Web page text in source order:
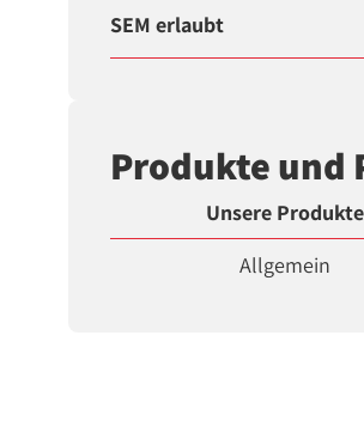
SEM erlaubt
Produkte und
Unsere Produkte
Allgemein